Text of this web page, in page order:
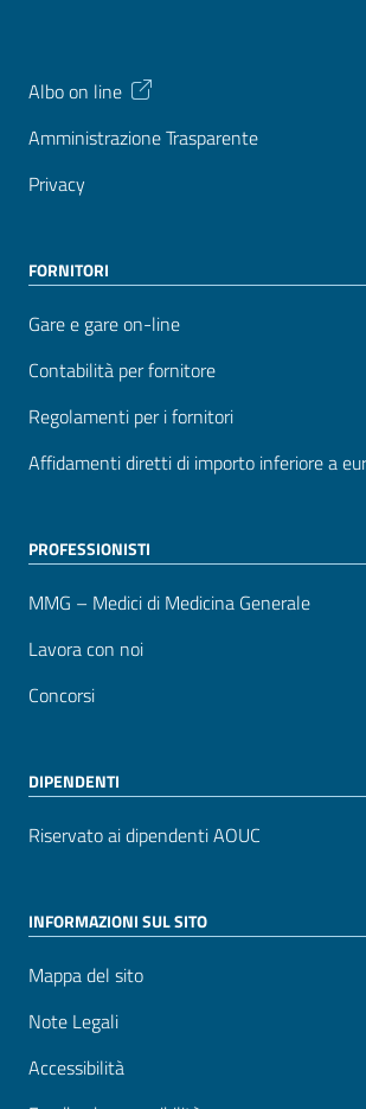
Albo on line
Amministrazione Trasparente
Privacy
FORNITORI
Gare e gare on-line
Contabilità per fornitore
Regolamenti per i fornitori
Affidamenti diretti di importo inferiore a
PROFESSIONISTI
MMG – Medici di Medicina Generale
Lavora con noi
Concorsi
DIPENDENTI
Riservato ai dipendenti AOUC
INFORMAZIONI SUL SITO
Mappa del sito
Note Legali
Accessibilità